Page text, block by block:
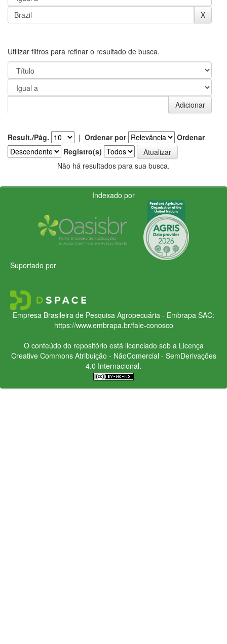
Utilizar filtros para refinar o resultado de busca.
Result./Pág. | Ordenar por
Ordenar
Registro(s)
Não há resultados para sua busca.
Indexado por
Suportado por
Empresa Brasileira de Pesquisa Agropecuária - Embrapa SAC:
https://www.embrapa.br/fale-conosco
O conteúdo do repositório está licenciado sob a Licença
Creative CommonsAtribuição - NãoComercial - SemDerivações
4.0 Internacional.